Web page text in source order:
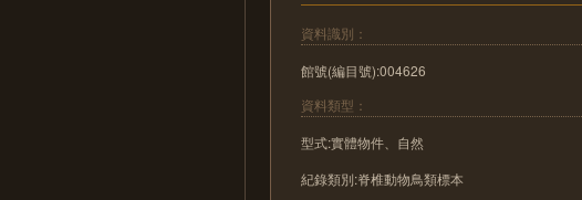
資料識別：
館號(編目號):004626
資料類型：
型式:實體物件、自然
紀錄類別:脊椎動物鳥類標本